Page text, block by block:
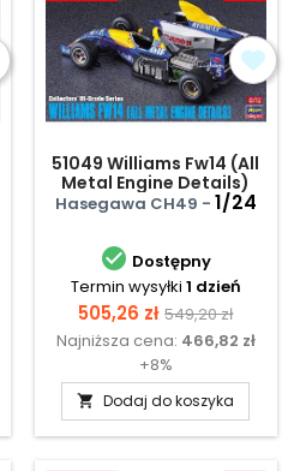
51049 Williams Fw14 (All
Metal Engine Details)
Hasegawa CH49 - 1/24
 Dostępny
Termin wysyłki 1 dzień
Cena
505,26 zł Cena
podstawowa
549,20 zł
Najniższa cena: 466,82 zł
+8%
 Dodaj do koszyka